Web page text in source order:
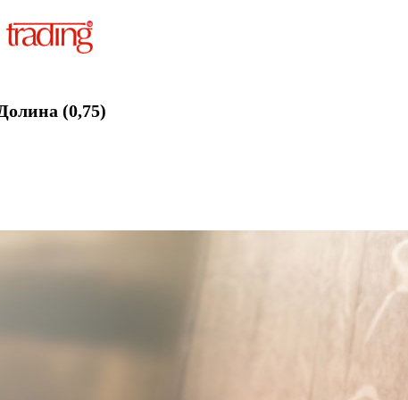
(0,75)